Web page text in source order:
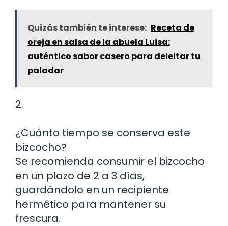
Quizás también te interese: Receta de
oreja en salsa de la abuela Luisa:
auténtico sabor casero para deleitar tu
paladar
2.
¿Cuánto tiempo se conserva este
bizcocho?
Se recomienda consumir el bizcocho
en un plazo de 2 a 3 días,
guardándolo en un recipiente
hermético para mantener su
frescura.